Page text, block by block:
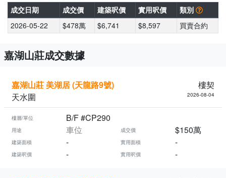
成交日期 成交價 建築呎價 實用呎價
類別
2026-05-22
$478萬 $6,741 $8,597 買賣合約
嘉湖山莊成交數據
嘉湖山莊 美湖居 (天龍路9號)
樓契
天水圍
2026-08-04
樓層/單位 B/F #CP290
用途 車位 成交價 $150萬
建築面積 - 實用面積 -
建築呎價 - 實用呎價 -